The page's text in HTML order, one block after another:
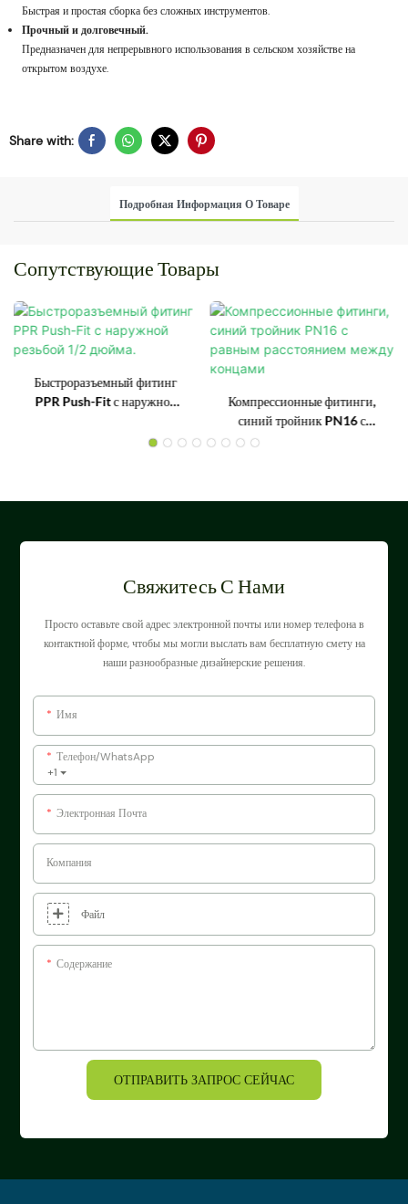
Быстрая и простая сборка без сложных инструментов.
Прочный и долговечный.
Предназначен для непрерывного использования в сельском хозяйстве на
открытом воздухе.
Share with:
Подробная Информация О Товаре
Сопутствующие Товары
Быстроразъемный фитинг
PPR Push-Fit с наружной
Компрессионные фитинги,
синий тройник PN16 с
равным расстоянием между
Свяжитесь С Нами
Просто оставьте свой адрес электронной почты или номер телефона в
контактной форме, чтобы мы могли выслать вам бесплатную смету на
наши разнообразные дизайнерские решения.
Имя
+1
Телефон/WhatsApp
Электронная Почта
Компания
Файл
Содержание
ОТПРАВИТЬ ЗАПРОС СЕЙЧАС